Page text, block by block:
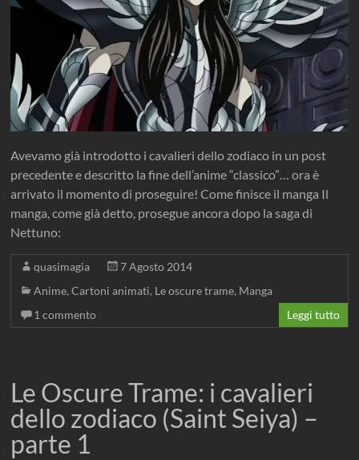
Avevamo già introdotto i cavalieri dello zodiaco in un post
precedente e descritto la fine dell’anime “classico”… ora è
arrivato il momento di proseguire! Come finisce il manga Il
manga, come già detto, prosegue ancora dopo la saga di
Nettuno:
quasimagia
7 Agosto 2014
Anime,Cartoni animati, Le oscure trame, Manga
1 commento
Leggi tutto
Le Oscure Trame: i cavalieri
dello zodiaco (Saint Seiya) –
parte 1